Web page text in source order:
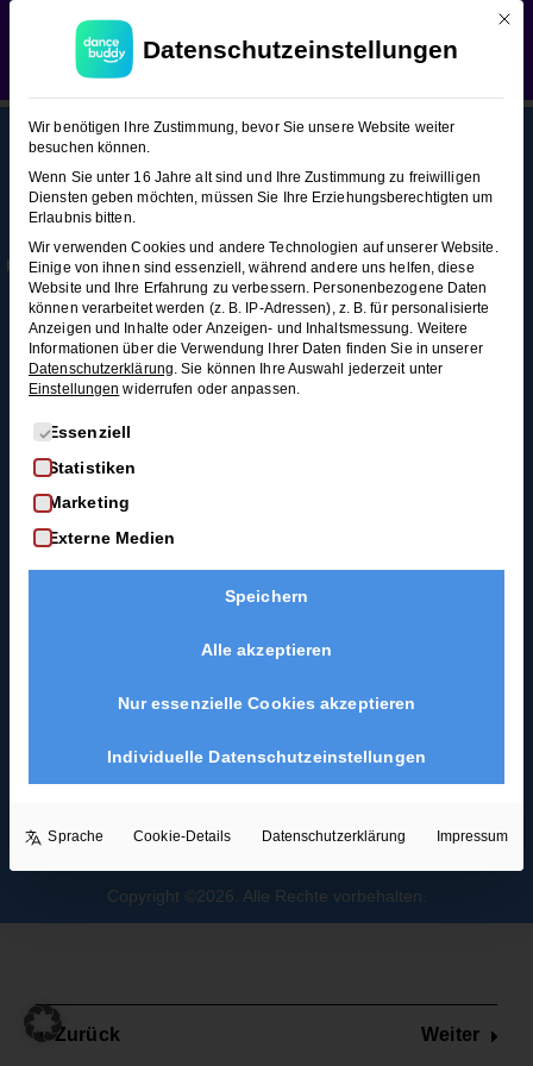
WEDDING SEASON SALE:
Hochzeitstanzkurse!Verwerfen
Blues (Figuren-Snacks)
Blues
(Figuren-
Snacks)
8
Pendel &
Variationen
2 Minuten
Grundschritt
3 Minuten
Swing
In
2
2 Minuten
Promenade
3 Minuten
This content is protected, pleaseloginand
Zurück Weiter
iches
AGB
Datenschutz
Widerrufsrecht
Impressum
Infos
Membership
Kontakt
FAQ
Alle Blogartikel
Schwungvoll
durchstarten: Swing
tanzen für
Anfänger*innen
Guide
Copyright ©2026. Alle Rechte vorbehalten.
Mit
Datenschutzeinstellungen
Wir benötigen Ihre Zustimmung, bevor Sie unsere Website weiter
besuchen können.
Wenn Sie unter 16 Jahre alt sind und Ihre Zustimmung zu freiwilligen
Diensten geben möchten, müssen Sie Ihre Erziehungsberechtigten um
Erlaubnis bitten.
Wir verwenden Cookies und andere Technologien auf unserer Website.
Einige von ihnen sind essenziell, während andere uns helfen, diese
Website und Ihre Erfahrung zu verbessern. Personenbezogene Daten
können verarbeitet werden (z. B. IP-Adressen), z. B. für personalisierte
Anzeigen und Inhalte oder Anzeigen- und Inhaltsmessung. Weitere
Informationen über die Verwendung Ihrer Daten finden Sie in unserer
Datenschutzerklärung. Sie können Ihre Auswahl jederzeit unter
Einstellungen widerrufen oder anpassen.
Es folgt eine Liste der Service-Gruppen, für die eine
Essenziell
Statistiken
Marketing
Externe Medien
Speichern
Alle akzeptieren
Nur essenzielle Cookies akzeptieren
Individuelle Datenschutzeinstellungen
Sprache Cookie-Details Datenschutzerklärung Impressum